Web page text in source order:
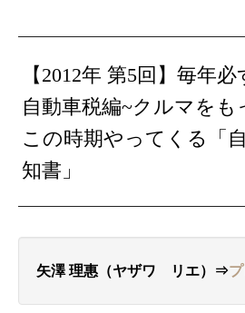
【2012年 第5回】毎年
自動車税編~クルマをも
この時期やってくる「
知書」
矢澤 理惠（ヤザワ リエ）⇒